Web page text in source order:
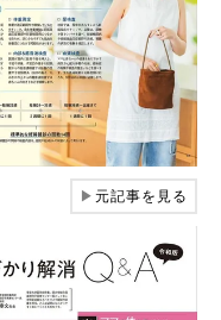
▶元記事を見る